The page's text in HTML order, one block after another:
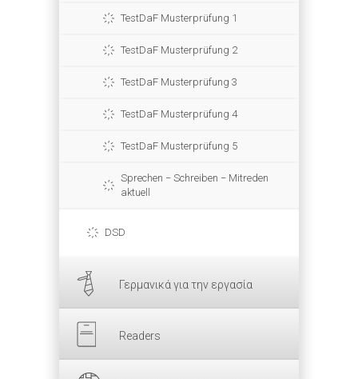
TestDaF Musterprüfung 1
TestDaF Musterprüfung 2
TestDaF Musterprüfung 3
TestDaF Musterprüfung 4
TestDaF Musterprüfung 5
Sprechen − Schreiben − Mitreden
aktuell
DSD
Γερμανικά για την εργασία
Readers